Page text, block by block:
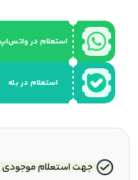
استعلام در واتس‌اپ
استعلام در بله
جهت استعلام